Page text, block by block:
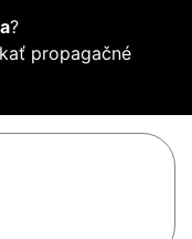
?
propagačné